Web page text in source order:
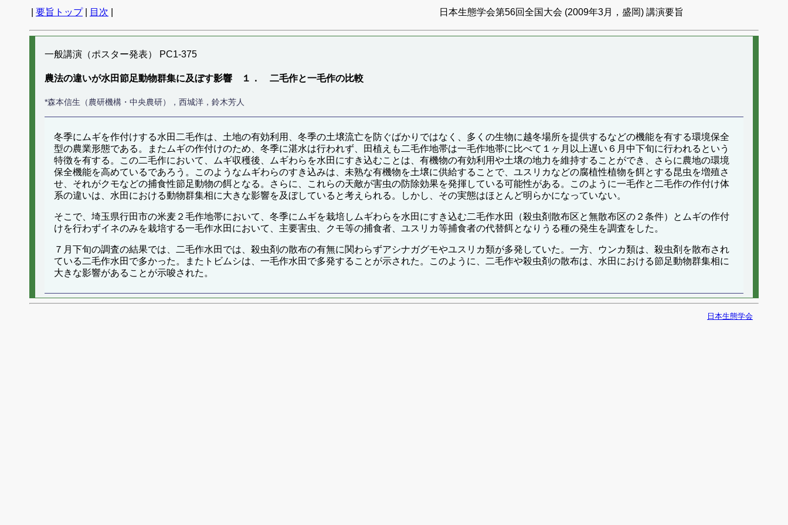
要旨トップ| 目次 日本生態学会第56回全国大会 (2009年3月，盛岡) 講演要旨
一般講演（ポスター発表） PC1-375
農法の違いが水田節足動物群集に及ぼす影響 １． 二毛作と一毛作の比較
*森本信生（農研機構・中央農研），西城洋，鈴木芳人
冬季にムギを作付けする水田二毛作は、土地の有効利用、冬季の土壌流亡を防ぐばかりではなく、多くの生物に越冬場所を提供するなどの機能を有する環境保全
型の農業形態である。またムギの作付けのため、冬季に湛水は行われず、田植えも二毛作地帯は一毛作地帯に比べて１ヶ月以上遅い６月中下旬に行われるという
特徴を有する。この二毛作において、ムギ収穫後、ムギわらを水田にすき込むことは、有機物の有効利用や土壌の地力を維持することができ、さらに農地の環境
保全機能を高めているであろう。このようなムギわらのすき込みは、未熟な有機物を土壌に供給することで、ユスリカなどの腐植性植物を餌とする昆虫を増殖さ
せ、それがクモなどの捕食性節足動物の餌となる。さらに、これらの天敵が害虫の防除効果を発揮している可能性がある。このように一毛作と二毛作の作付け体
系の違いは、水田における動物群集相に大きな影響を及ぼしていると考えられる。しかし、その実態はほとんど明らかになっていない。
そこで、埼玉県行田市の米麦２毛作地帯において、冬季にムギを栽培しムギわらを水田にすき込む二毛作水田（殺虫剤散布区と無散布区の２条件）とムギの作付
けを行わずイネのみを栽培する一毛作水田において、主要害虫、クモ等の捕食者、ユスリカ等捕食者の代替餌となりうる種の発生を調査をした。
７月下旬の調査の結果では、二毛作水田では、殺虫剤の散布の有無に関わらずアシナガグモやユスリカ類が多発していた。一方、ウンカ類は、殺虫剤を散布され
ている二毛作水田で多かった。またトビムシは、一毛作水田で多発することが示された。このように、二毛作や殺虫剤の散布は、水田における節足動物群集相に
大きな影響があることが示唆された。
日本生態学会